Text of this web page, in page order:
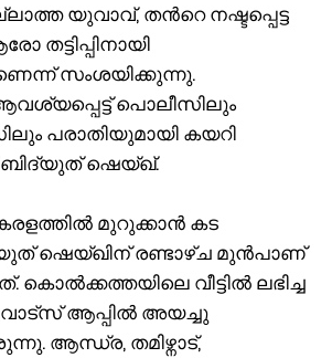
യുവാവ്, തന്‍റെ നഷ്ടപ്പെട്ട
തട്ടിപ്പിനായി
സംശയിക്കുന്നു.
പൊലീസിലും
പരാതിയുമായി കയറി
ഷെയ്ഖ്.
മുറുക്കാൻ കട
ഷെയ്ഖിന് രണ്ടാഴ്ച മുൻപാണ്
കൊൽക്കത്തയിലെ വീട്ടിൽ ലഭിച്ച
വാട്സ് ആപ്പിൽ അയച്ചു
ആന്ധ്ര, തമിഴ്നാട്,